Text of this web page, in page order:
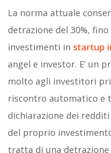
La norma attuale
detrazione del 30%,
investimenti in startup
angel e investor. E’ un
molto agli investitori
riscontro automatico e
dichiarazione dei redditi
del proprio
tratta di una detrazione